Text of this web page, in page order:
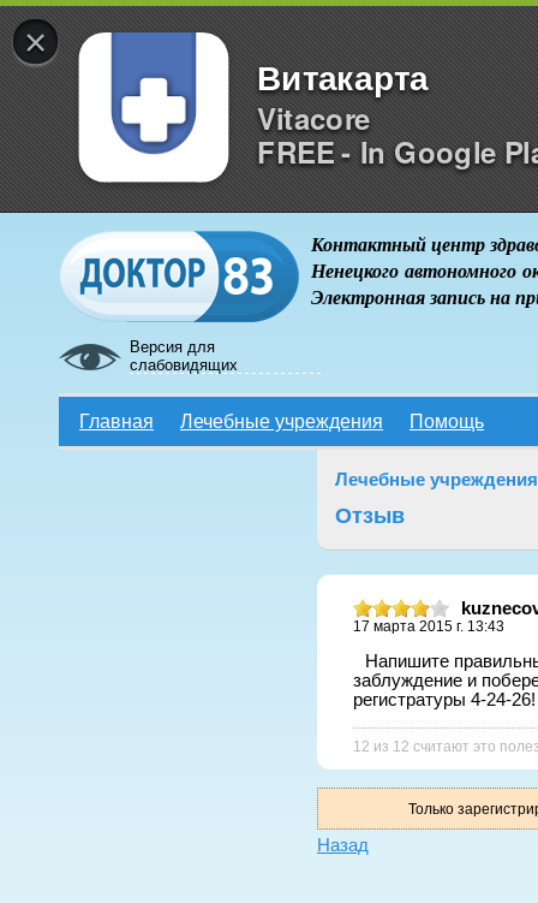
×
Витакарта
Vitacore
FREE - In Google
Версия для
слабовидящих
Контактный центр
Ненецкого автономного
Электронная запись на
Главная Лечебные учреждения Помощь
Лечебные учреждения
Отзыв
17 марта 2015 г. 13:43
Напишите
заблуждение и
регистратуры 4-24-26!
12 из 12 считают это
Только
Назад